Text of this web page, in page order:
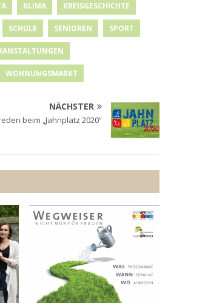
KLIMA KREISGESCHICHTE
SCHULE SENIOREN SPORT
WOHNUNGSMARKT
NÄCHSTER
beim „Jahnplatz 2020“